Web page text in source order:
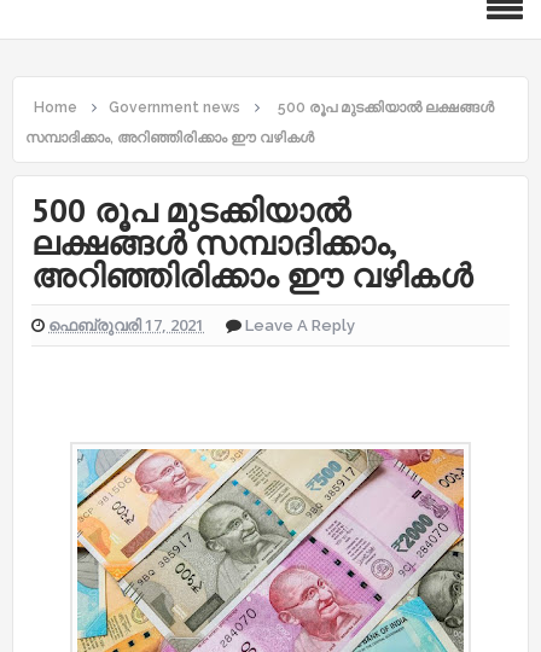
Home Government news
500 രൂപ മുടക്കിയാൽ ലക്ഷങ്ങൾ
സമ്പാദിക്കാം, അറിഞ്ഞിരിക്കാം ഈ വഴികൾ
500 രൂപ മുടക്കിയാൽ
ലക്ഷങ്ങൾ സമ്പാദിക്കാം,
അറിഞ്ഞിരിക്കാം ഈ വഴികൾ
ഫെബ്രുവരി 17, 2021 Leave A Reply